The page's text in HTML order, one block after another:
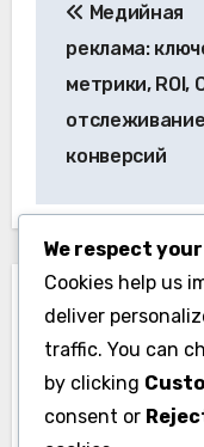
Медийная
реклама:
метрики, ROI,
отслеживание
конверсий
By
We respect
Cookies help us
deliver
traffic. You can
by clicking
consent or